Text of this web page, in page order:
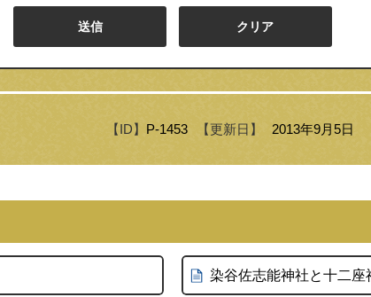
【ID】 P-1453 【更新日】 2013年9月5日
染谷佐志能神社と十二座